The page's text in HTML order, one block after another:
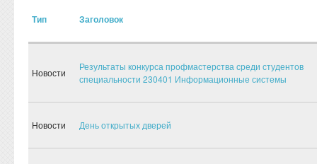
Тип Заголовок
Новости
Результаты конкурса профмастерства среди студентов
специальности 230401 Информационные системы
Новости День открытых дверей